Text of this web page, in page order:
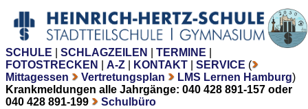
SCHULE SCHLAGZEILEN TERMINE
FOTOSTRECKEN
A-Z KONTAKT SERVICE (
Mittagessen
Vertretungsplan LMS Lernen Hamburg)
Krankmeldungen alle Jahrgänge: 040 428 891-157 oder
040 428 891-199
Schulbüro